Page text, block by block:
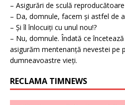
– Asigurări de sculă
– Da, domnule, facem și astfel de
– Și îl înlocuiți cu unul nou!?
– Nu, domnule. Îndată ce
asigurăm mentenanță nevestei pe
dumneavoastre vieți.
RECLAMA TIMNEWS